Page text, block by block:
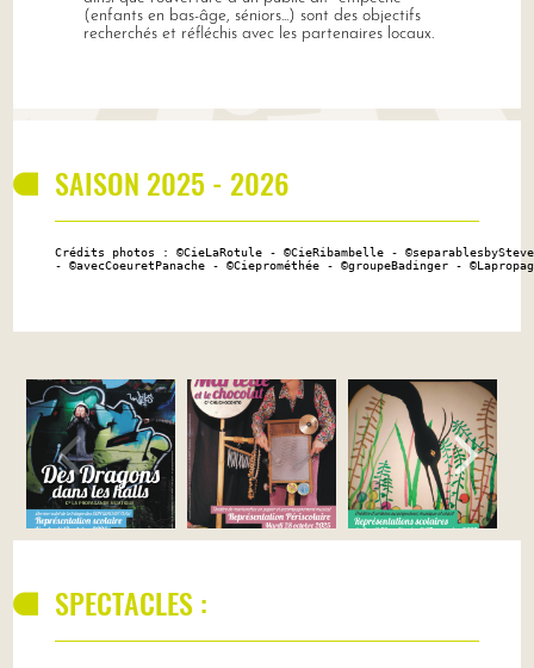
(enfants en bas-âge, séniors...) sont des objectifs
recherchés et réfléchis avec les partenaires locaux.
SAISON 2025 - 2026
Crédits photos : ©CieLaRotule - ©CieRibambelle -
- ©avecCoeuretPanache - ©Cieprométhée - ©groupeBadinger -
SPECTACLES :